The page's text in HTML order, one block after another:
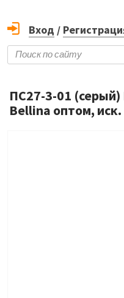
Вход /
ПС27-3-01
Bellina оптом,